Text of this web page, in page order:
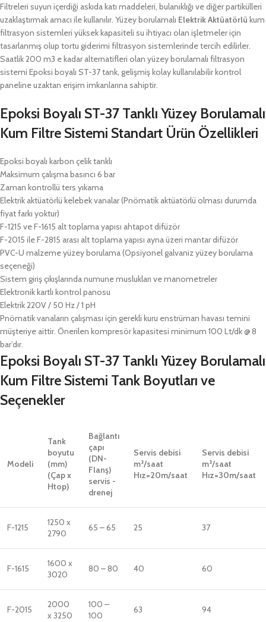
Filtreleri suyun içerdiği askıda katı maddeleri, bulanıklığı ve diğer partikülleri
uzaklaştırmak amacı ile kullanılır. Yüzey borulamalı Elektrik Aktüatörlü kum
filtrasyon sistemleri yüksek kapasiteli su ihtiyacı olan işletmeler için
tasarlanmış olup tortu giderimi filtrasyon sistemlerinde tercih edilirler.
Saatlik 200 m3 e kadar alternatifleri olan yüzey borulamalı filtrasyon
sistemi Epoksi boyalı ST-37 tank, gelişmiş kolay kullanılabilir kontrol
paneline uzaktan erişim imkanlarına sahiptir.
Epoksi Boyalı ST-37 Tanklı Yüzey Borulamalı
Kum Filtre Sistemi Standart Ürün Özellikleri
Epoksi boyalı karbon çelik tanklı
Maksimum çalışma basıncı 6 bar
Zaman kontrollü ters yıkama
Elektrik aktüatörlü kelebek vanalar (Pnömatik aktüatörlü olması durumda
fiyat farkı yoktur)
F-1215 ve F-1615 alt toplama yapısı ahtapot difüzör
F-2015 ile F-2815 arası alt toplama yapısı ayna üzeri mantar difüzör
PVC-U malzeme yüzey borulama (Opsiyonel galvaniz yüzey borulama
seçeneği)
Sistem giriş çıkışlarında numune muslukları ve manometreler
Elektronik kartlı kontrol panosu
Elektrik 220V / 50 Hz / 1 pH
Pnömatik vanaların çalışması için gerekli kuru enstrüman havası temini
müşteriye aittir. Önerilen kompresör kapasitesi minimum 100 Lt/dk @ 8
bar’dır.
Epoksi Boyalı ST-37 Tanklı Yüzey Borulamalı
Kum Filtre Sistemi Tank Boyutları ve
Seçenekler
Modeli
Tank
boyutu
(mm)
(Çap x
Htop)
Bağlantı
çapı
(DN-
Flanş)
servis -
drenej
Servis debisi
m³/saat
Hız=20m/saat
Servis debisi
m³/saat
Hız=30m/saat
F-1215
1250 x
2790
65 – 65 25 37
F-1615
1600 x
3020
80 – 80 40 60
F-2015
2000
x 3250
100 –
100
63 94